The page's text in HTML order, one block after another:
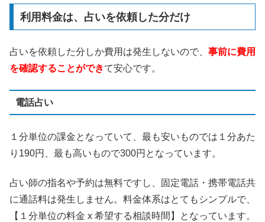
利用料金は、占いを依頼した分だけ
占いを依頼した分しか費用は発生しないので、 事前に費用
を確認することができて安心です。
電話占い
１分単位の課金となっていて、最も安いものでは１分あた
り190円、最も高いもので300円となっています。
占い師の指名や予約は無料ですし、固定電話・携帯電話共
に通話料は発生しません。料金体系はとてもシンプルで、
【１分単位の料金 x 希望する相談時間】となっています。